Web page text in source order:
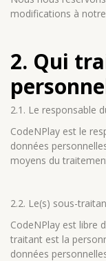
modifications à
2. Qui
2.1. Le responsable
CodeNPlay est le
données
moyens du
2.2. Le(s) sous-
CodeNPlay est libre
traitant est la
données